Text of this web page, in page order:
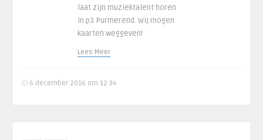
laat zijn muziektalent horen
in p3 Purmerend. Wij mogen
kaarten weggeven!
Lees Meer
6 december 2016 om 12:34